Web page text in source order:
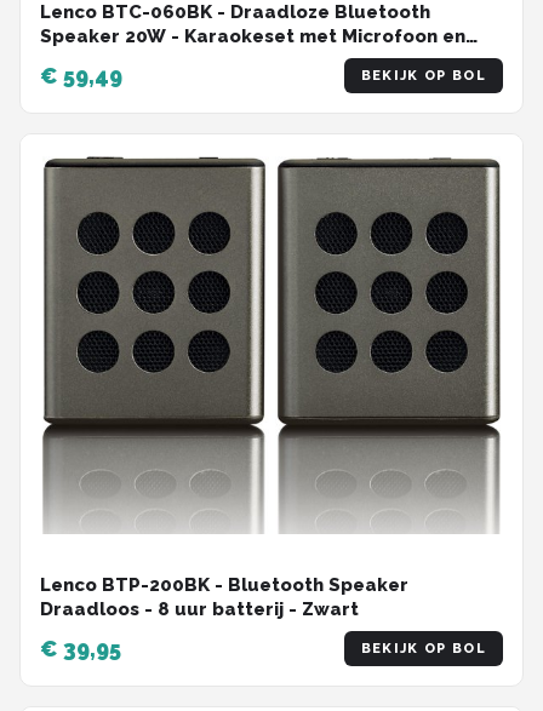
Lenco BTC-060BK - Draadloze Bluetooth
Speaker 20W - Karaokeset met Microfoon en
€ 59,49 BEKIJK OP BOL
Lenco BTP-200BK - Bluetooth Speaker
Draadloos - 8 uur batterij - Zwart
€ 39,95 BEKIJK OP BOL